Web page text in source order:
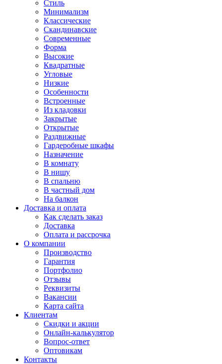
Стиль
Минимализм
Классические
Скандинавские
Современные
Форма
Высокие
Квадратные
Угловые
Низкие
Особенности
Встроенные
Из кладовки
Закрытые
Открытые
Раздвижные
Гардеробные шкафы
Назначение
В комнату
В нишу
В спальню
В частный дом
На балкон
Доставка и оплата
Как сделать заказ
Доставка
Оплата и рассрочка
О компании
Производство
Гарантия
Портфолио
Отзывы
Реквизиты
Вакансии
Карта сайта
Клиентам
Скидки и акции
Онлайн-калькулятор
Вопрос-ответ
Оптовикам
Контакты